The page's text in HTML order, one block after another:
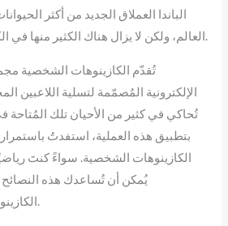
الباندا العملاق الجديد من أكثر
العالم، ولكن لا يزال هناك الكثير منها في الكازينوهات على الإنترنت.
تُقدّم الكازينوهات الشخصية
الإلكترونية المُصمّمة لتسلية اللاعبين
تُحاكي في كثير من الأحيان تلك المُتاحة
بتطبيق هذه العملية، استفدتُ
الكازينوهات الشخصية. سواءً كنتَ
يُمكن أن تُساعدك هذه النصائح
الكازينوهات الشخصية الموثوقة.